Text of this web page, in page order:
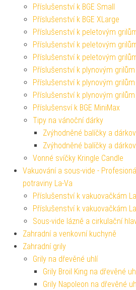
Příslušenství k BGE Small
Příslušenství k BGE XLarge
Příslušenství k peletovým
Příslušenství k peletovým
Příslušenství k peletovým
Příslušenství k plynovým grilům
Příslušenství k plynovým
Příslušenství k plynovým
Příslušensví k BGE MiniMax
Tipy na vánoční dárky
Zvýhodněné balíčky a
Zvýhodněné balíčky a
Vonné svíčky Kringle Candle
Vakuování a sous-vide -
potraviny La-Va
Příslušenství k vakuovačkám
Příslušenství k vakuovačkám
Sous-vide lázně a cirkulační
Zahradní a venkovní kuchyně
Zahradní grily
Grily na dřevěné uhlí
Grily Broil King na dřevěné
Grily Napoleon na dřevěné